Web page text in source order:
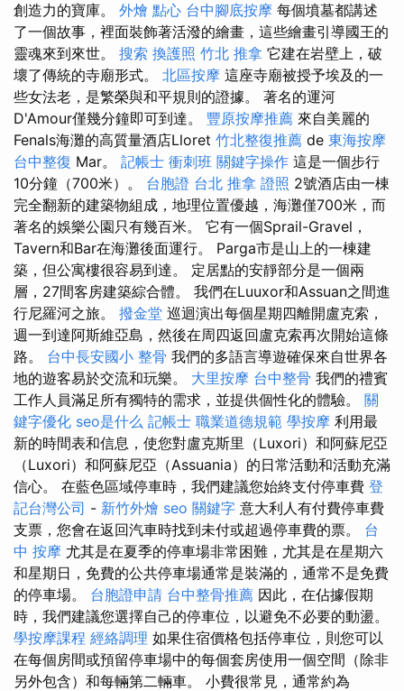
創造力的寶庫。 外燴 點心 台中腳底按摩 每個墳墓都講述
了一個故事，裡面裝飾著活潑的繪畫，這些繪畫引導國王的
靈魂來到來世。 搜索 換護照 竹北 推拿 它建在岩壁上，破
壞了傳統的寺廟形式。 北區按摩 這座寺廟被授予埃及的一
些女法老，是繁榮與和平規則的證據。 著名的運河
D'Amour僅幾分鐘即可到達。 豐原按摩推薦 來自美麗的
Fenals海灘的高質量酒店Lloret 竹北整復推薦 de 東海按摩
台中整復 Mar。 記帳士 衝刺班 關鍵字操作 這是一個步行
10分鐘（700米）。 台胞證 台北 推拿 證照 2號酒店由一棟
完全翻新的建築物組成，地理位置優越，海灘僅700米，而
著名的娛樂公園只有幾百米。 它有一個Sprail-Gravel，
Tavern和Bar在海灘後面運行。 Parga市是山上的一棟建
築，但公寓樓很容易到達。 定居點的安靜部分是一個兩
層，27間客房建築綜合體。 我們在Luuxor和Assuan之間進
行尼羅河之旅。 撥金堂 巡迴演出每個星期四離開盧克索，
週一到達阿斯維亞島，然後在周四返回盧克索再次開始這條
路。 台中長安國小 整骨 我們的多語言導遊確保來自世界各
地的遊客易於交流和玩樂。 大里按摩 台中整骨 我們的禮賓
工作人員滿足所有獨特的需求，並提供個性化的體驗。 關
鍵字優化 seo是什么 記帳士 職業道德規範 學按摩 利用最
新的時間表和信息，使您對盧克斯里（Luxori）和阿蘇尼亞
（Luxori）和阿蘇尼亞（Assuania）的日常活動和活動充滿
信心。 在藍色區域停車時，我們建議您始終支付停車費 登
記台灣公司 - 新竹外燴 seo 關鍵字 意大利人有付費停車費
支票，您會在返回汽車時找到未付或超過停車費的票。 台
中 按摩 尤其是在夏季的停車場非常困難，尤其是在星期六
和星期日，免費的公共停車場通常是裝滿的，通常不是免費
的停車場。 台胞證申請 台中整骨推薦 因此，在佔據假期
時，我們建議您選擇自己的停車位，以避免不必要的動盪。
學按摩課程 經絡調理 如果住宿價格包括停車位，則您可以
在每個房間或預留停車場中的每個套房使用一個空間（除非
另外包含）和每輛第二輛車。 小費很常見，通常約為